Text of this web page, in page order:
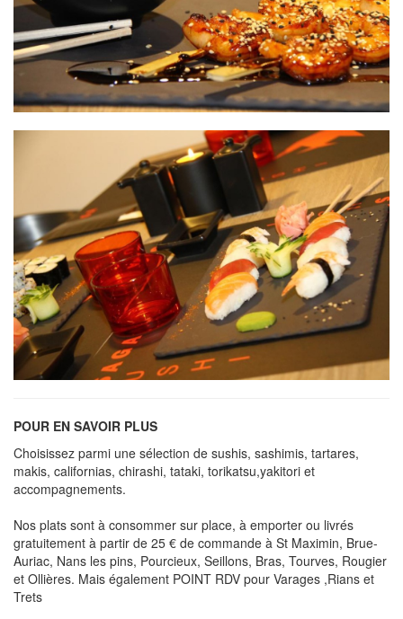
POUR EN SAVOIR PLUS
Choisissez parmi une sélection de sushis, sashimis, tartares,
makis, californias, chirashi, tataki, torikatsu,yakitori et
accompagnements.
Nos plats sont à consommer sur place, à emporter ou livrés
gratuitement à partir de 25 € de commande à St Maximin, Brue-
Auriac, Nans les pins, Pourcieux, Seillons, Bras, Tourves, Rougier
et Ollières. Mais également POINT RDV pour Varages ,Rians et
Trets